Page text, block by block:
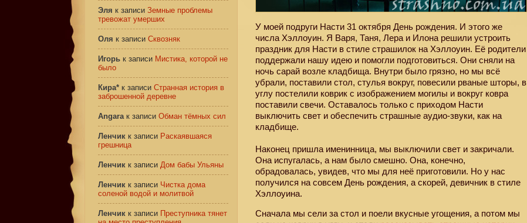
У моей подруги Насти 31 октября День рождения. И этого же
числа Хэллоуин. Я Варя, Таня, Лера и Илона решили устроить
праздник для Насти в стиле страшилок на Хэллоуин. Её родители
поддержали нашу идею и помогли подготовиться. Они сняли на
ночь сарай возле кладбища. Внутри было грязно, но мы всё
убрали, поставили стол, стулья вокруг, повесили рваные шторы, в
углу постелили коврик с изображением могилы и вокруг ковра
поставили свечи. Оставалось только с приходом Насти
выключить свет и обеспечить страшные аудио-звуки, как на
кладбище.
Наконец пришла именинница, мы выключили свет и закричали.
Она испугалась, а нам было смешно. Она, конечно,
обрадовалась, увидев, что мы для неё приготовили. Но у нас
получился на совсем День рождения, а скорей, девичник в стиле
Хэллоуина.
Сначала мы сели за стол и поели вкусные угощения, а потом мы
Эля к записи Земные проблемы
тревожат умерших
Оля к записи Сквозняк
Игорь к записи Мистика, которой не
было
Кира* к записи Странная история в
заброшенной деревне
Angaraк записи Обман тёмных сил
Ленчик к записи Раскаявшаяся
грешница
Ленчик к записи Дом бабы Ульяны
Ленчик к записи Чистка дома
соленой водой и молитвой
Ленчик к записи Преступника тянет